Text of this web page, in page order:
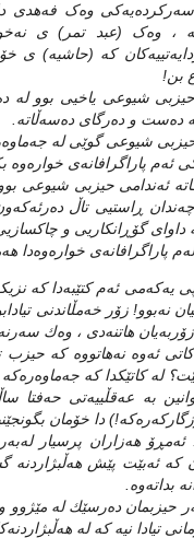
وه‌ک فه‌هدی
، وه‌ک (عبد تمر) ی
که‌ (حاشیه‌) ی
بن!
شیوعی یاخیی بوو له‌
ده‌ست و ده‌رگای ده‌سه‌ڵاته‌.
شیوعی گوێی له‌
ئه‌م پاراگرافانه‌ی خواره‌وه‌
ئه‌ندامی حیزبی شیوعی
چه‌ندان ڕاستیی تاڵ
داوای گۆڕانکاریی و
له‌م پاراگرافانه‌ی
نه‌بوو! زۆر خه‌مڵاندنی
زۆربه‌يان هاتنه‌دی ، وه‌ك
كاتی ئه‌وه‌ نه‌هاتووه‌ كه‌
له‌ كاتێكدا كه‌
به‌ عه‌قڵييه‌تی حه‌فتا
دا خۆمان
هه‌زاران پرسيار
كه‌ ئه‌بێت پێش هه‌ڵبژاردنه‌
بداته‌وه‌.
حيزبمان ده‌رسێك له‌ مێژوو
تيادا نيه‌ كه‌ له‌